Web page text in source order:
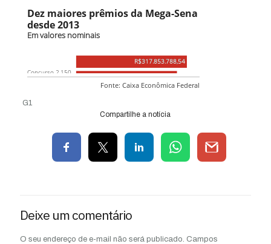
G1
Compartilhe a notícia
Deixe um comentário
O seu endereço de e-mail não será publicado. Campos